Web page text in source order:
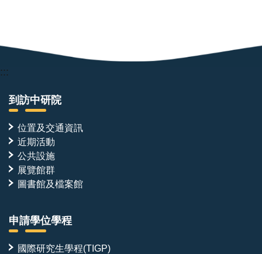
:::
到訪中研院
位置及交通資訊
近期活動
公共設施
展覽館群
圖書館及檔案館
申請學位學程
國際研究生學程(TIGP)